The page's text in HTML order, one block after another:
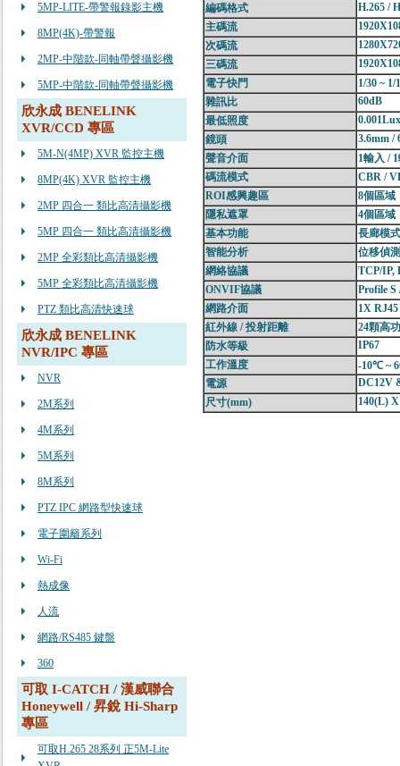
5MP-LITE-帶警報錄影主機
8MP(4K)-帶警報
2MP-中階款-同軸帶聲攝影機
5MP-中階款-同軸帶聲攝影機
欣永成 BENELINK
XVR/CCD 專區
5M-N(4MP) XVR 監控主機
8MP(4K) XVR 監控主機
2MP 四合一 類比高清攝影機
5MP 四合一 類比高清攝影機
2MP 全彩類比高清攝影機
5MP 全彩類比高清攝影機
PTZ 類比高清快速球
欣永成 BENELINK
NVR/IPC 專區
NVR
2M系列
4M系列
5M系列
8M系列
PTZ IPC 網路型快速球
電子圍籬系列
Wi-Fi
熱成像
人流
網路/RS485 鍵盤
360
可取 I-CATCH / 漢威聯合
Honeywell / 昇銳 Hi-Sharp
專區
可取H.265 28系列 正5M-Lite
編碼格式
H.265 /
主碼流
次碼流
三碼流
電子快門
1/30 ~ 1/
雜訊比
60dB
最低照度
0.001Lux
鏡頭
3.6mm /
聲音介面
1輸入 /
碼流模式
CBR /
ROI感興趣區 8個區域
隱私遮罩
4個區域
基本功能
長廊模
智能分析
位移偵
網絡協議
TCP/IP,
ONVIF協議
Profile S
網路介面
1X
紅外線 / 投射距離
24顆高
防水等級
IP67
工作溫度
-10℃ ~
電源
DC12V
尺寸(mm) 140(L)